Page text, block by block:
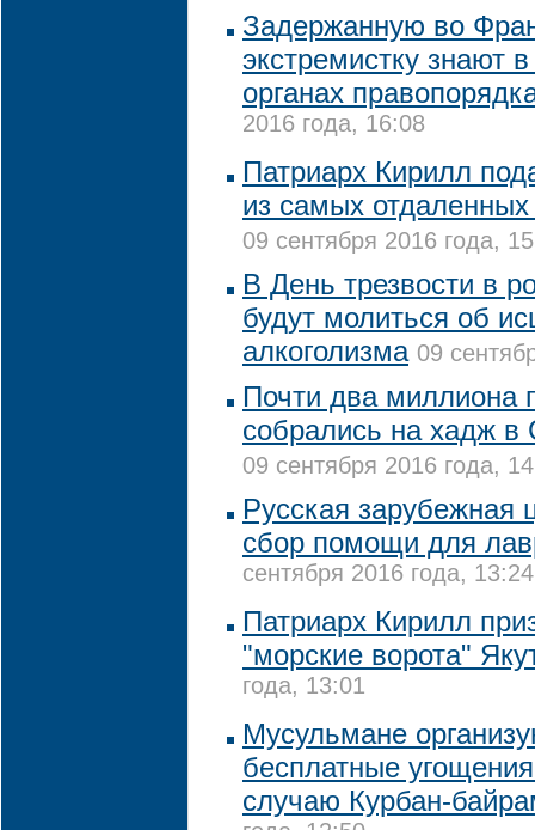
Задержанную во
экстремистку знают
органах
2016 года, 16:08
Патриарх Кирилл
из самых
09 сентября 2016 года,
В День трезвости в
будут молиться об
алкоголизма 09
Почти два миллиона
собрались на хадж в
09 сентября 2016 года,
Русская зарубежная
сбор помощи для
сентября 2016 года, 13:24
Патриарх Кирилл
"морские ворота"
года, 13:01
Мусульмане
бесплатные
случаю Курбан-